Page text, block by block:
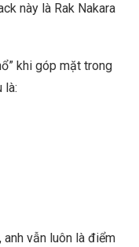
này là Rak Nakara
khi góp mặt trong
là:
anh vẫn luôn là điểm